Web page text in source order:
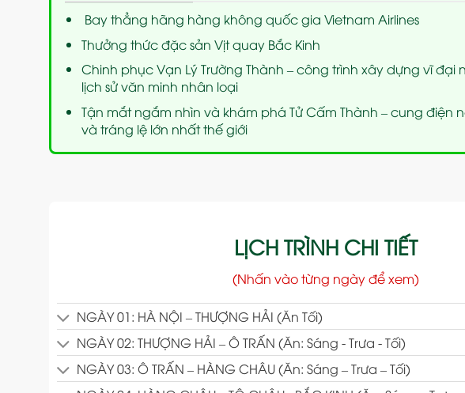
Bay thẳng hãng hàng không quốc gia Vietnam Airlines
Thưởng thức đặc sản Vịt quay Bắc Kinh
Chinh phục Vạn Lý Trường Thành – công trình xây dựng vĩ đại
lịch sử văn minh nhân loại
Tận mắt ngắm nhìn và khám phá Tử Cấm Thành – cung điện
và tráng lệ lớn nhất thế giới
LỊCH TRÌNH CHI TIẾT
(Nhấn vào từng ngày để xem)
NGÀY 01: HÀ NỘI – THƯỢNG HẢI (Ăn Tối)
NGÀY 02: THƯỢNG HẢI – Ô TRẤN (Ăn: Sáng - Trưa - Tối)
NGÀY 03: Ô TRẤN – HÀNG CHÂU (Ăn: Sáng – Trưa – Tối)